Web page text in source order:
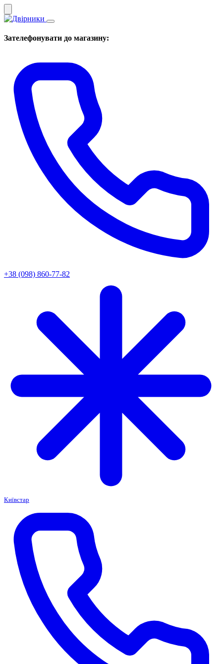
Зателефонувати до магазину:
+38 (098) 860-77-82
Київстар